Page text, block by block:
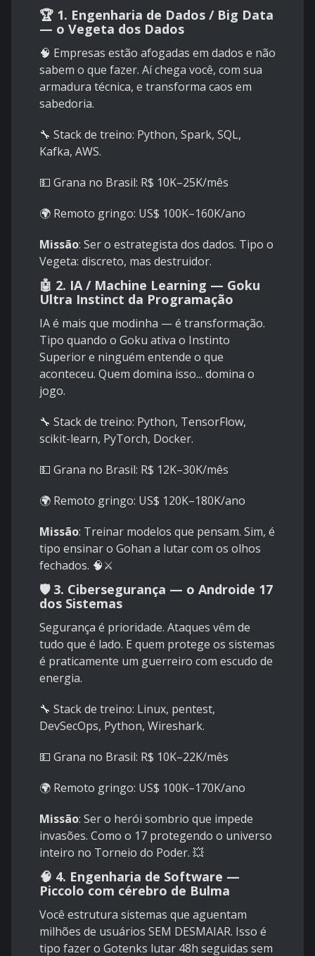
🏆 1. Engenharia de Dados / Big Data
— o Vegeta dos Dados
🧠 Empresas estão afogadas em dados e não
sabem o que fazer. Aí chega você, com sua
armadura técnica, e transforma caos em
sabedoria.
🔧 Stack de treino: Python, Spark, SQL,
Kafka, AWS.
💵 Grana no Brasil: R$ 10K–25K/mês
🌍 Remoto gringo: US$ 100K–160K/ano
Missão: Ser o estrategista dos dados. Tipo o
Vegeta: discreto, mas destruidor.
🤖 2. IA / Machine Learning — Goku
Ultra Instinct da Programação
IA é mais que modinha — é transformação.
Tipo quando o Goku ativa o Instinto
Superior e ninguém entende o que
aconteceu. Quem domina isso... domina o
jogo.
🔧 Stack de treino: Python, TensorFlow,
scikit-learn, PyTorch, Docker.
💵 Grana no Brasil: R$ 12K–30K/mês
🌍 Remoto gringo: US$ 120K–180K/ano
Missão: Treinar modelos que pensam. Sim, é
tipo ensinar o Gohan a lutar com os olhos
fechados. 🧠⚔️
🛡️ 3. Cibersegurança — o Androide 17
dos Sistemas
Segurança é prioridade. Ataques vêm de
tudo que é lado. E quem protege os sistemas
é praticamente um guerreiro com escudo de
energia.
🔧 Stack de treino: Linux, pentest,
DevSecOps, Python, Wireshark.
💵 Grana no Brasil: R$ 10K–22K/mês
🌍 Remoto gringo: US$ 100K–170K/ano
Missão: Ser o herói sombrio que impede
invasões. Como o 17 protegendo o universo
inteiro no Torneio do Poder. 💥
🧠 4. Engenharia de Software —
Piccolo com cérebro de Bulma
Você estrutura sistemas que aguentam
milhões de usuários SEM DESMAIAR. Isso é
tipo fazer o Gotenks lutar 48h seguidas sem